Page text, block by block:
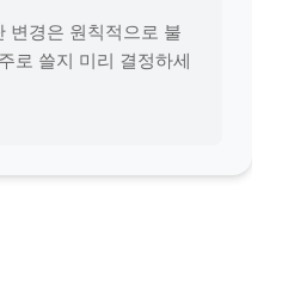
변경은 원칙적으로 불
로 쓸지 미리 결정하세